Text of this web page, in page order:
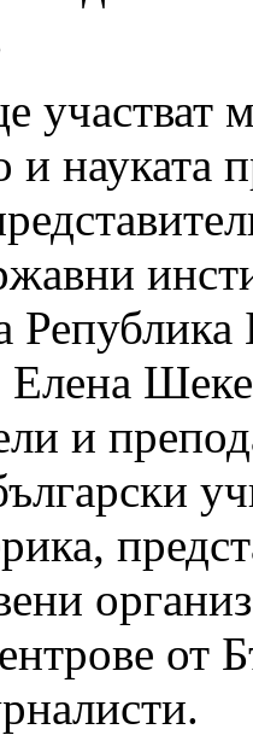
участват
и науката
Република
и
от